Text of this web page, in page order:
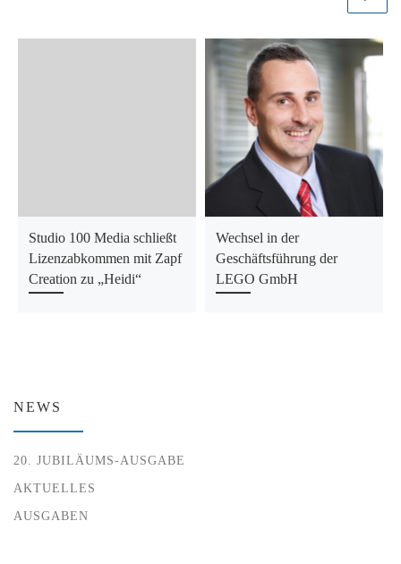
Studio 100 Media schließt
Lizenzabkommen mit Zapf
Creation zu „Heidi“
Wechsel in der
Geschäftsführung der
LEGO GmbH
NEWS
20. JUBILÄUMS-AUSGABE
AKTUELLES
AUSGABEN